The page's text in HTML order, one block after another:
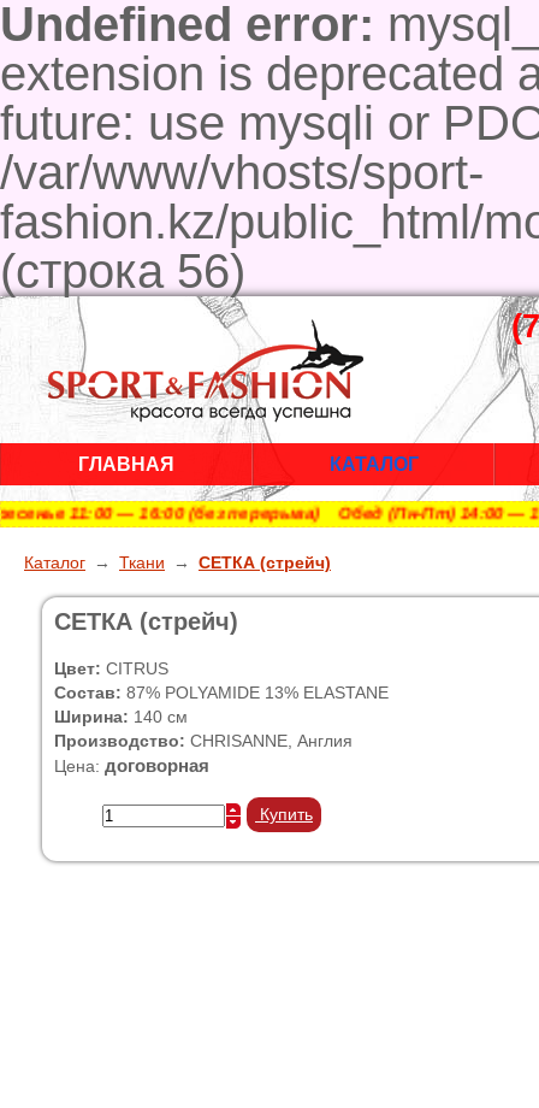
Undefined error:
extension is deprecated
future: use mysqli or
/var/www/vhosts/sport-
fashion.kz/public_html/
(строка 56)
ГЛАВНАЯ КАТАЛОГ
11:00 — 16:00 (без перерыва) Обед (Пн-Пт) 14:00 —
Каталог → Ткани → СЕТКА (стрейч)
СЕТКА (стрейч)
Цвет: CITRUS
Состав: 87% POLYAMIDE 13% ELASTANE
Ширина: 140 см
Производство: CHRISANNE, Англия
Цена: договорная
Купить